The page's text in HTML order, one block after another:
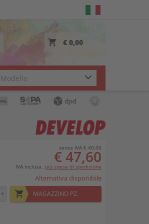
€ 0,00
senza IVA € 40,00
€ 47,60
IVA inclusa. più spese di spedizione
Alternativa disponibile
+ MAGAZZINO PZ.